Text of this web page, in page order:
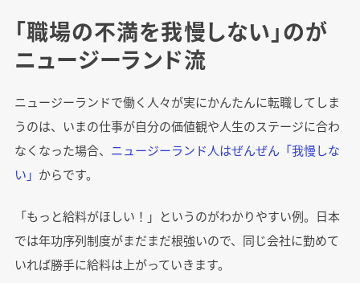
「職場の不満を我慢しない」のが
ニュージーランド流
ニュージーランドで働く人々が実にかんたんに転職してしま
うのは、いまの仕事が自分の価値観や人生のステージに合わ
なくなった場合、 ニュージーランド人はぜんぜん「我慢しな
い」 からです。
「もっと給料がほしい！」というのがわかりやすい例。日本
では年功序列制度がまだまだ根強いので、同じ会社に勤めて
いれば勝手に給料は上がっていきます。